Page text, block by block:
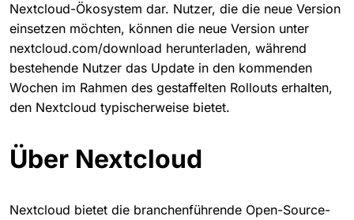
Nextcloud-Ökosystem dar. Nutzer, die die neue Version
einsetzen möchten, können die neue Version unter
nextcloud.com/download herunterladen, während
bestehende Nutzer das Update in den kommenden
Wochen im Rahmen des gestaffelten Rollouts erhalten,
den Nextcloud typischerweise bietet.
Über Nextcloud
Nextcloud bietet die branchenführende Open-Source-